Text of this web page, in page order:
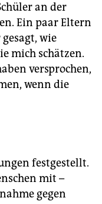
an der
Ein paar Eltern
wie
mich schätzen.
versprochen,
wenn die
festgestellt.
mit –
gegen